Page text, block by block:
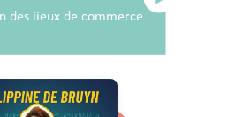
des lieux de commerce